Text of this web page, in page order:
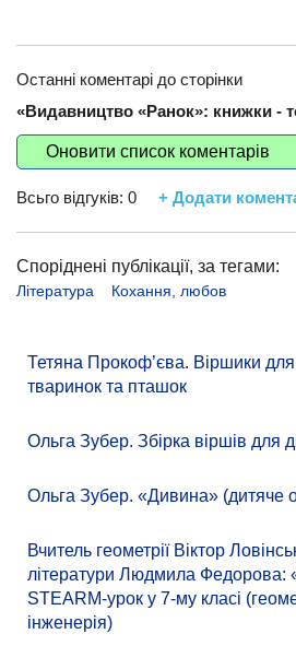
Останні коментарі до сторінки
«Видавництво «Ранок»: книжки -
Оновити список коментарів
Всьго відгуків: 0 + Додати
Споріднені публікації, за тегами:
Література
Кохання, любов
Тетяна Прокоф’єва. Віршики
тваринок та пташок
Ольга Зубер. Збірка віршів для
Ольга Зубер. «Дивина» (дитяче
Вчитель геометрії Віктор
літератури Людмила Федорова:
STEARM-урок у 7-му класі
інженерія)